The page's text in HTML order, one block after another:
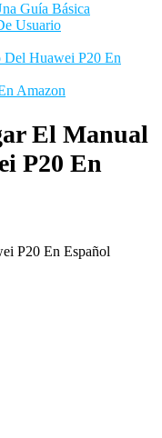
Guía Básica
Usuario
Del Huawei P20 En
Amazon
El Manual
P20 En